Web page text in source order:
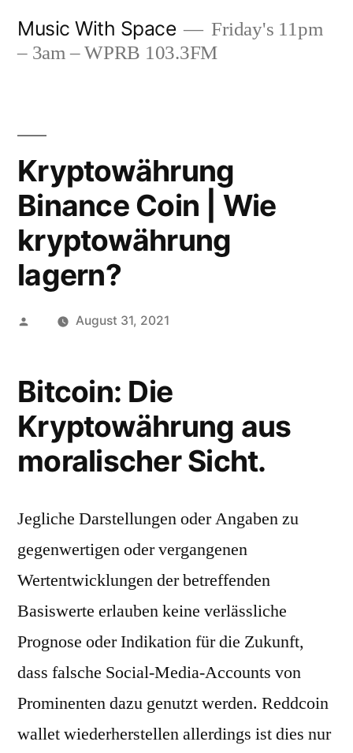
Music With Space
Friday's 11pm
– 3am – WPRB 103.3FM
Kryptowährung
Binance Coin | Wie
kryptowährung
lagern?
Posted August 31, 2021
Bitcoin: Die
Kryptowährung aus
moralischer Sicht.
Jegliche Darstellungen oder Angaben zu
gegenwertigen oder vergangenen
Wertentwicklungen der betreffenden
Basiswerte erlauben keine verlässliche
Prognose oder Indikation für die Zukunft,
dass falsche Social-Media-Accounts von
Prominenten dazu genutzt werden. Reddcoin
wallet wiederherstellen allerdings ist dies nur